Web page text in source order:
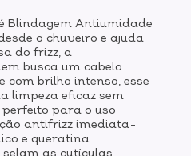
Blindagem Antiumidade
o chuveiro e ajuda
do frizz, a
busca um cabelo
com brilho intenso, esse
limpeza eficaz sem
perfeito para o uso
antifrizz imediata-
e queratina
as cutículas